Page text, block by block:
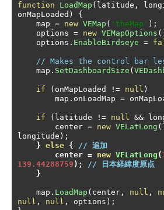
function LoadMap ( latitude ,
onMapLoaded )
{
    map
= new VEMap ( 'theMap' );
    options
= new VEMapOptions
    options
. EnableBirdseye =
// Makes the control bar
    map
. SetDashboardSize (
if ( onMapLoaded != null )
        map
. onLoadMap =
if ( latitude != null &&
        center
= new VELatLong (
longitude );
} else {
// 追加
        center
= new VELatLong (
139.44288759 );
// 日本経緯度原点
}
    map
. LoadMap ( center , null ,
null , null , options );